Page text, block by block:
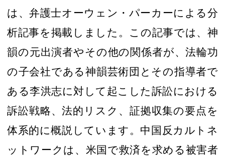
は 、弁護士オーウェン・パーカーによる分
析記事を掲載しました。この記事では、神
韻の元出演者やその他の関係者が、法輪功
の子会社である神韻芸術団と その指導者で
ある李洪志に対して 起こした訴訟における
訴訟戦略、法的 リスク、証拠収集の要点を
体系的に概説しています 。中国反カルトネ
ットワークは、 米国で救済を求める被害者